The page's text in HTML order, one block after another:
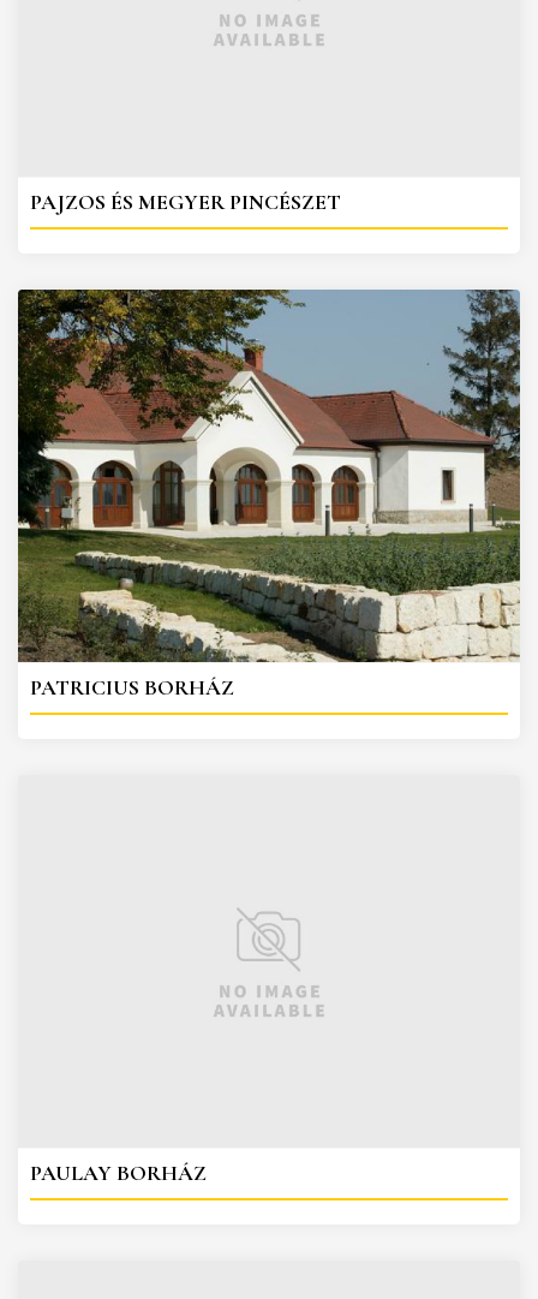
PAJZOS ÉS MEGYER PINCÉSZET
PATRICIUS BORHÁZ
PAULAY BORHÁZ